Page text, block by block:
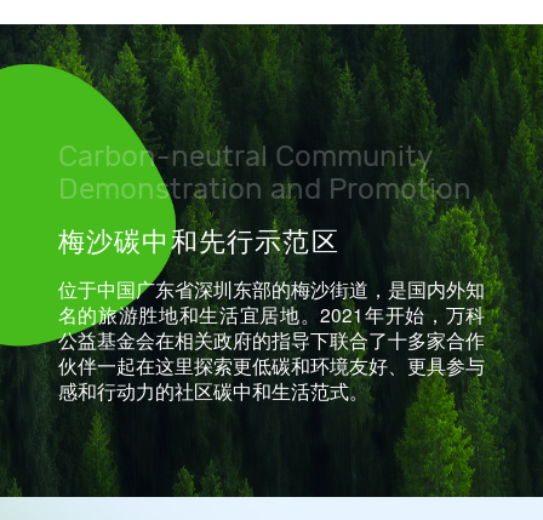
Carbon-neutral Community
Demonstration and Promotion
梅沙碳中和先行示范区
位于中国广东省深圳东部的梅沙街道，是国内外知
名的旅游胜地和生活宜居地。2021年开始，万科
公益基金会在相关政府的指导下联合了十多家合作
伙伴一起在这里探索更低碳和环境友好、更具参与
感和行动力的社区碳中和生活范式。